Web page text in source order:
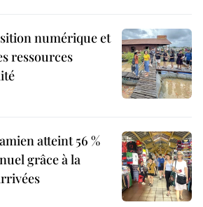
numérique et
ressources
atteint 56 %
grâce à la